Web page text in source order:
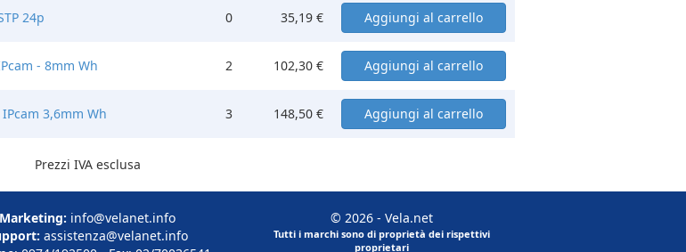
24p 0 35,19 €
- 8mm Wh 2 102,30 €
3,6mm Wh 3 148,50 €
Prezzi IVA esclusa
Marketing: info@velanet.info
assistenza@velanet.info
© 2026 - Vela.net
Tutti i marchi sono di proprietà dei rispettivi
proprietari